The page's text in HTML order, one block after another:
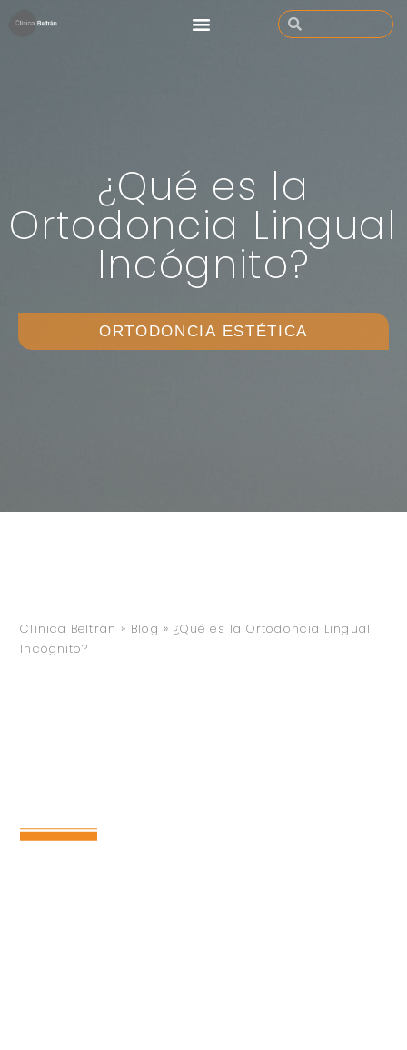
¿Qué es la
Ortodoncia Lingual
Incógnito?
ORTODONCIA ESTÉTICA
Clinica Beltrán » Blog » ¿Qué es la Ortodoncia Lingual
Incógnito?